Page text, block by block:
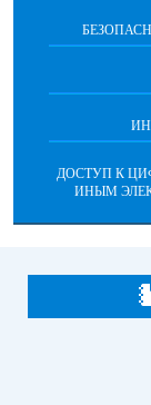
ДОСТУП К
ИНЫМ